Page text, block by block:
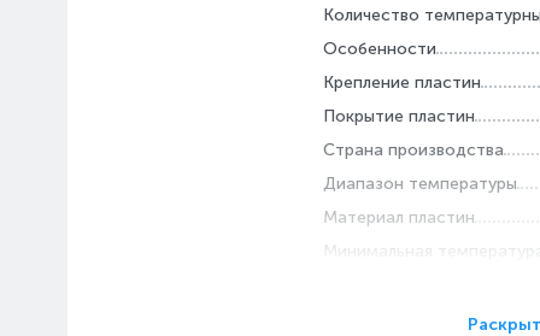
Количество
Особенности
Крепление пластин
Покрытие пластин
Страна производства
Диапазон температуры
Материал пластин
Минимальная
Длина сетевого шнура, м